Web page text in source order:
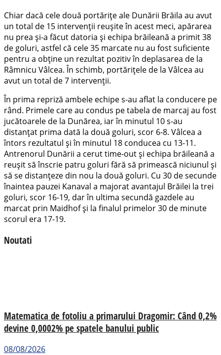
Chiar dacă cele două portărițe ale Dunării Brăila au avut
un total de 15 intervenții reușite în acest meci, apărarea
nu prea și-a făcut datoria și echipa brăileană a primit 38
de goluri, astfel că cele 35 marcate nu au fost suficiente
pentru a obține un rezultat pozitiv în deplasarea de la
Râmnicu Vâlcea. În schimb, portărițele de la Vâlcea au
avut un total de 7 intervenții.
În prima repriză ambele echipe s-au aflat la conducere pe
rând. Primele care au condus pe tabela de marcaj au fost
jucătoarele de la Dunărea, iar în minutul 10 s-au
distanțat prima dată la două goluri, scor 6-8. Vâlcea a
întors rezultatul și în minutul 18 conducea cu 13-11.
Antrenorul Dunării a cerut time-out și echipa brăileană a
reușit să înscrie patru goluri fără să primească niciunul și
să se distanțeze din nou la două goluri. Cu 30 de secunde
înaintea pauzei Kanaval a majorat avantajul Brăilei la trei
goluri, scor 16-19, dar în ultima secundă gazdele au
marcat prin Maidhof și la finalul primelor 30 de minute
scorul era 17-19.
Noutati
Matematica de fotoliu a primarului Dragomir: Când 0,2%
devine 0,0002% pe spatele banului public
08/08/2026